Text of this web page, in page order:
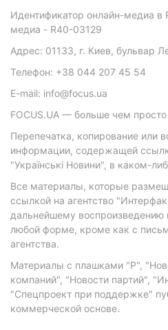
Идентификатор онлайн-медиа в
медиа - R40-03129
Адрес: 01133, г. Киев, бульвар
Телефон: +38 044 207 45 54
E-mail: info@focus.ua
FOCUS.UA — больше чем просто
Перепечатка, копирование или
информации, содержащей
"Українські Новини", в каком-
Все материалы, которые
ссылкой на агентство
дальнейшему воспроизведению
любой форме, кроме как с
агентства.
Материалы с плашками "Р",
компаний", "Новости партий",
"Спецпроект при поддержке"
коммерческой основе.